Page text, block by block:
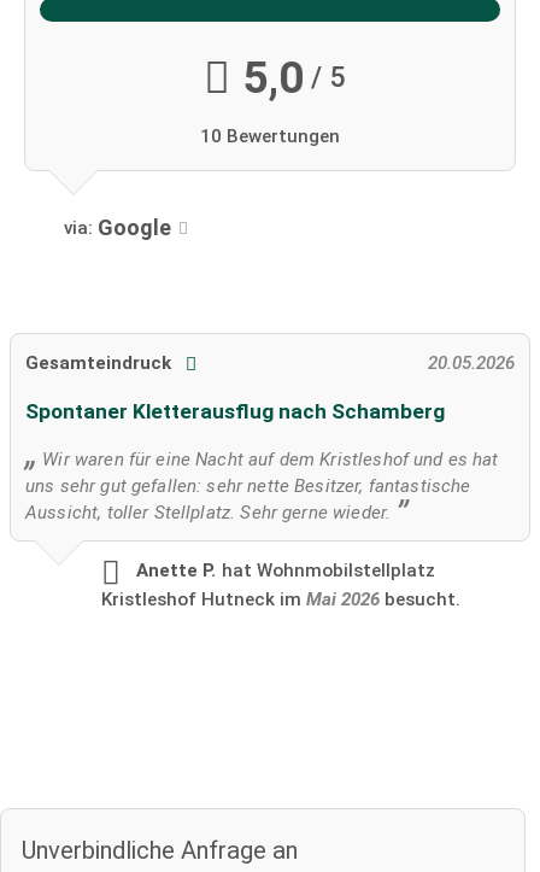
5,0 / 5
10 Bewertungen
via: Google
Gesamteindruck 20.05.2026
Spontaner Kletterausflug nach Schamberg
Wir waren für eine Nacht auf dem Kristleshof und es hat
uns sehr gut gefallen: sehr nette Besitzer, fantastische
Aussicht, toller Stellplatz. Sehr gerne wieder.
Anette P. hat Wohnmobilstellplatz
Kristleshof Hutneck im Mai 2026 besucht.
Unverbindliche Anfrage an